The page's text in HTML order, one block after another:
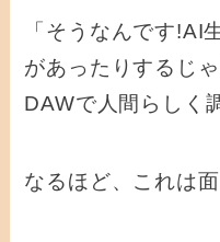
「そうなんです!AI
があったりするじ
DAWで人間らしく
なるほど、これは